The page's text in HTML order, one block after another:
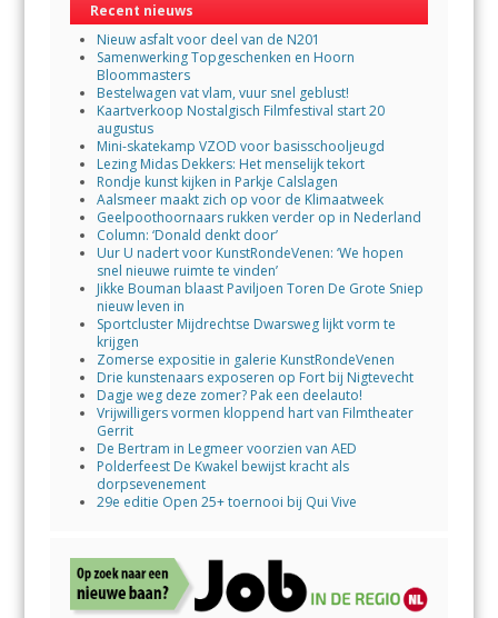
Recent nieuws
Nieuw asfalt voor deel van de N201
Samenwerking Topgeschenken en Hoorn
Bloommasters
Bestelwagen vat vlam, vuur snel geblust!
Kaartverkoop Nostalgisch Filmfestival start 20
augustus
Mini-skatekamp VZOD voor basisschooljeugd
Lezing Midas Dekkers: Het menselijk tekort
Rondje kunst kijken in Parkje Calslagen
Aalsmeer maakt zich op voor de Klimaatweek
Geelpoothoornaars rukken verder op in Nederland
Column: ‘Donald denkt door’
Uur U nadert voor KunstRondeVenen: ‘We hopen
snel nieuwe ruimte te vinden’
Jikke Bouman blaast Paviljoen Toren De Grote Sniep
nieuw leven in
Sportcluster Mijdrechtse Dwarsweg lijkt vorm te
krijgen
Zomerse expositie in galerie KunstRondeVenen
Drie kunstenaars exposeren op Fort bij Nigtevecht
Dagje weg deze zomer? Pak een deelauto!
Vrijwilligers vormen kloppend hart van Filmtheater
Gerrit
De Bertram in Legmeer voorzien van AED
Polderfeest De Kwakel bewijst kracht als
dorpsevenement
29e editie Open 25+ toernooi bij Qui Vive